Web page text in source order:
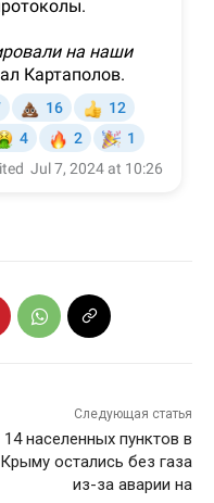
Следующая статья
14 населенных пунктов в
Крыму остались без газа
из-за аварии на